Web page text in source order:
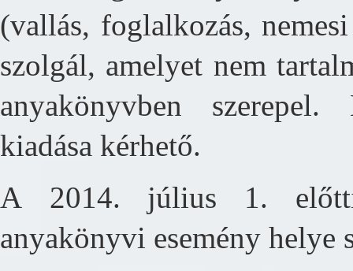
(vallás, foglalkozás,
szolgál, amelyet nem
anyakönyvben
kiadása kérhető.
A 2014. július 1. előtti
anyakönyvi esemény